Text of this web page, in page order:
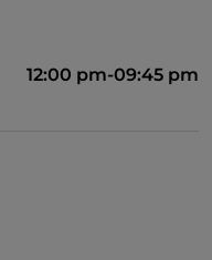
12:00 pm-09:45 pm